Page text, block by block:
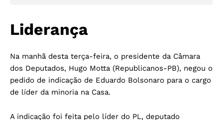
Liderança
Na manhã desta terça-feira, o presidente da Câmara
dos Deputados, Hugo Motta (Republicanos-PB), negou o
pedido de indicação de Eduardo Bolsonaro para o cargo
de líder da minoria na Casa.
A indicação foi feita pelo líder do PL, deputado